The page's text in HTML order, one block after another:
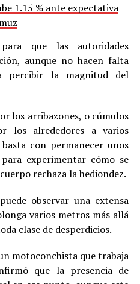
1.15 % ante expectativa
que las autoridades
aunque no hacen falta
percibir la magnitud del
los arribazones, o cúmulos
los alrededores a varios
con permanecer unos
experimentar cómo se
rechaza la hediondez.
observar una extensa
varios metros más allá
clase de desperdicios.
motoconchista que trabaja
que la presencia de